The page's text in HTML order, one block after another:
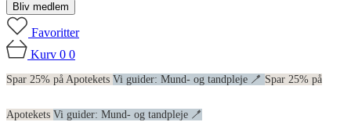
Bliv medlem
Favoritter
Kurv 0 0
Spar 25% på Apotekets Vi guider: Mund- og tandpleje 🪥 Spar 25% på
Apotekets Vi guider: Mund- og tandpleje 🪥